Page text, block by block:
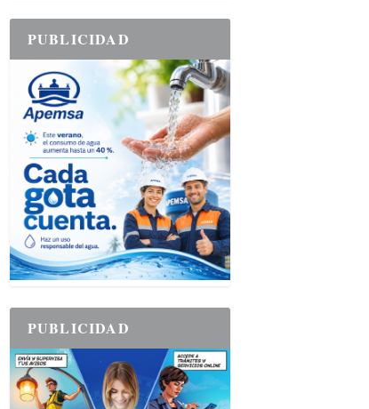
PUBLICIDAD
PUBLICIDAD